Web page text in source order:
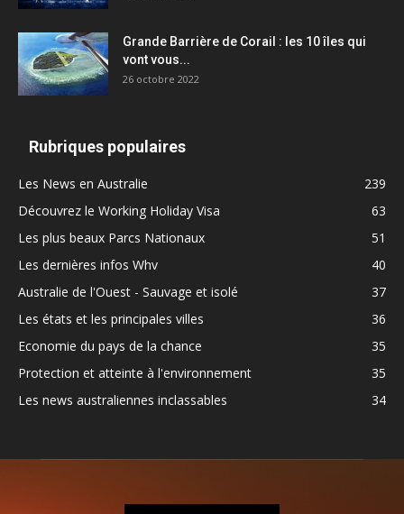
Grande Barrière de Corail : les 10 îles qui
vont vous...
26 octobre 2022
Rubriques populaires
Les News en Australie
239
Découvrez le Working Holiday Visa
63
Les plus beaux Parcs Nationaux
51
Les dernières infos Whv
40
Australie de l'Ouest - Sauvage et isolé
37
Les états et les principales villes
36
Economie du pays de la chance
35
Protection et atteinte à l'environnement
35
Les news australiennes inclassables
34